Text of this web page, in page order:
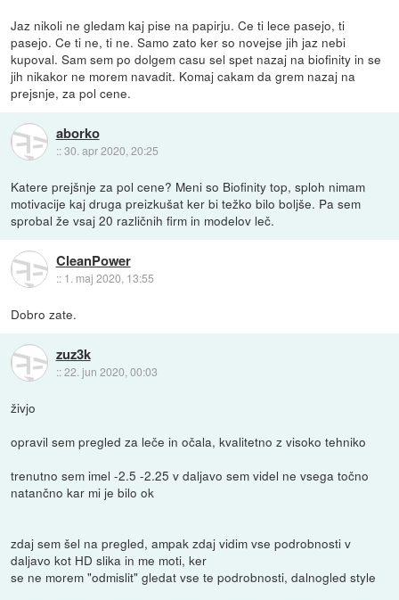
Jaz nikoli ne gledam kaj pise na papirju. Ce ti lece pasejo, ti
pasejo. Ce ti ne, ti ne. Samo zato ker so novejse jih jaz nebi
kupoval. Sam sem po dolgem casu sel spet nazaj na biofinity in se
jih nikakor ne morem navadit. Komaj cakam da grem nazaj na
prejsnje, za pol cene.
aborko
::30. apr 2020, 20:25
Katere prejšnje za pol cene? Meni so Biofinity top, sploh nimam
motivacije kaj druga preizkušat ker bi težko bilo boljše. Pa sem
sprobal že vsaj 20 različnih firm in modelov leč.
CleanPower
:: 1. maj 2020, 13:55
Dobro zate.
zuz3k
::22. jun 2020, 00:03
živjo
opravil sem pregled za leče in očala, kvalitetno z visoko tehniko
trenutno sem imel -2.5 -2.25 v daljavo sem videl ne vsega točno
natančno kar mi je bilo ok
zdaj sem šel na pregled, ampak zdaj vidim vse podrobnosti v
daljavo kot HD slika in me moti, ker
se ne morem "odmislit" gledat vse te podrobnosti, dalnogled style